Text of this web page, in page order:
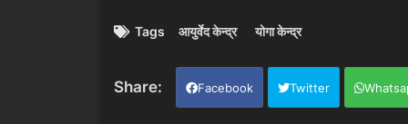
Tags आयुर्वेद केन्द्र योगा केन्द्र
Facebook Twitter